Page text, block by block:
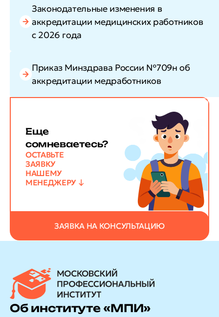
Законодательные изменения в
аккредитации медицинских работников
с 2026 года
Приказ Минздрава России №709н об
аккредитации медработников
Еще
сомневаетесь?
ОСТАВЬТЕ
ЗАЯВКУ
НАШЕМУ
МЕНЕДЖЕРУ
ЗАЯВКА НА КОНСУЛЬТАЦИЮ
Об институте «МПИ»